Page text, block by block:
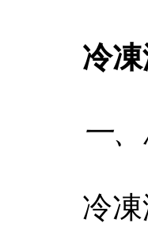
冷
一
冷